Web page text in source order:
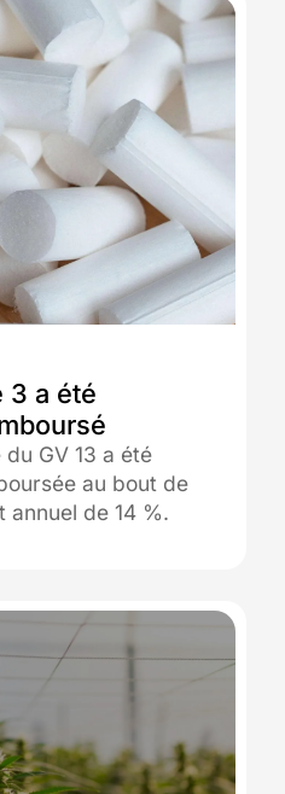
3 a été
GV 13 a été
au bout de
annuel de 14 %.